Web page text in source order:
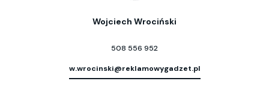
Wojciech Wrociński
508 556 952
w.wrocinski@reklamowygadzet.pl